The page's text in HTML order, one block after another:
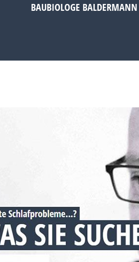
BAUBIOLOGE BALDERMANN